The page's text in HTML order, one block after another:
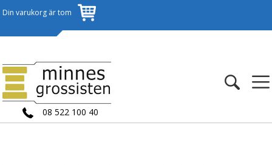
08 522 100 40
Din varukorg är tom